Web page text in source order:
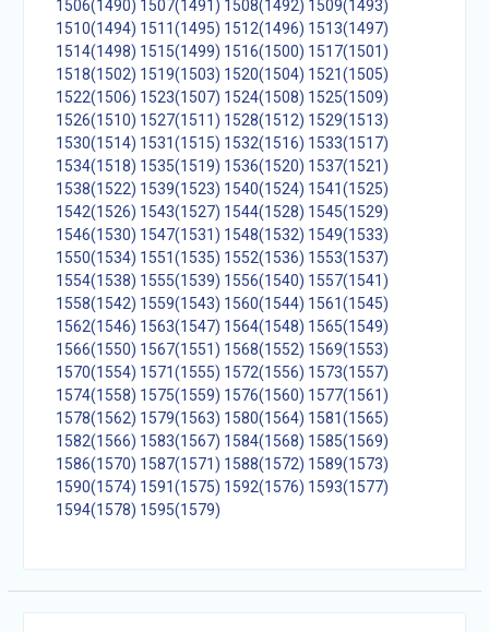
1506(1490) 1507(1491) 1508(1492) 1509(1493)
1510(1494) 1511(1495) 1512(1496) 1513(1497)
1514(1498) 1515(1499) 1516(1500) 1517(1501)
1518(1502) 1519(1503) 1520(1504) 1521(1505)
1522(1506) 1523(1507) 1524(1508) 1525(1509)
1526(1510) 1527(1511) 1528(1512) 1529(1513)
1530(1514) 1531(1515) 1532(1516) 1533(1517)
1534(1518) 1535(1519) 1536(1520) 1537(1521)
1538(1522) 1539(1523) 1540(1524) 1541(1525)
1542(1526) 1543(1527) 1544(1528) 1545(1529)
1546(1530) 1547(1531) 1548(1532) 1549(1533)
1550(1534) 1551(1535) 1552(1536) 1553(1537)
1554(1538) 1555(1539) 1556(1540) 1557(1541)
1558(1542) 1559(1543) 1560(1544) 1561(1545)
1562(1546) 1563(1547) 1564(1548) 1565(1549)
1566(1550) 1567(1551) 1568(1552) 1569(1553)
1570(1554) 1571(1555) 1572(1556) 1573(1557)
1574(1558) 1575(1559) 1576(1560) 1577(1561)
1578(1562) 1579(1563) 1580(1564) 1581(1565)
1582(1566) 1583(1567) 1584(1568) 1585(1569)
1586(1570) 1587(1571) 1588(1572) 1589(1573)
1590(1574) 1591(1575) 1592(1576) 1593(1577)
1594(1578) 1595(1579)